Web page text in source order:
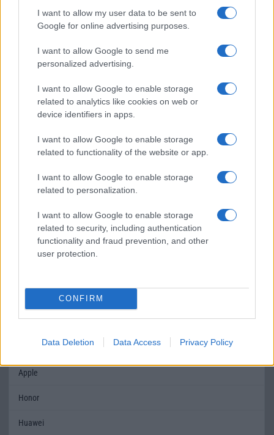
I want to allow my user data to be sent to
Google for online advertising purposes.
I want to allow Google to send me
personalized advertising.
I want to allow Google to enable storage
related to analytics like cookies on web or
device identifiers in apps.
I want to allow Google to enable storage
related to functionality of the website or app.
I want to allow Google to enable storage
related to personalization.
I want to allow Google to enable storage
related to security, including authentication
functionality and fraud prevention, and other
user protection.
CONFIRM
Data Deletion Data Access Privacy Policy
Az LG Velvet a nagy hype után nem tűnik minden szempontból
átlagos kamerától kezdve, a gyorsabb töltés hiányán át a
csomag szolid tartalmáig. Hiányoznak az olyan “fancy” dolgok,
mint a magas képernyő-frissítési arány, a szupergyors töltés
vagy épp a periszkóp kamera, ezekkel lehet a felhasználókat
megfogni 2020-ban.
Ezt végiggondolva, ha tételesen megyünk végig, több
szempontból is van ennél egy-két jobb vétel, az LG Velvet
ütőkártyája viszont a kinézete. Ha valaki szeretné, hogy
megcsodálják a telefonját, hogy milyen menőn néz ki,
hangrendszerre sem szeretne panaszt, mert igazán jól szól,
akkor megéri megvenni, de nem árt tudni, hogy ez a 150-200
ezer forint körüli ár egy kevésbé látványos telefonnál nagyobb
tudást adna.
MOBILTELEFON MÁRKÁK
Apple
Honor
Huawei